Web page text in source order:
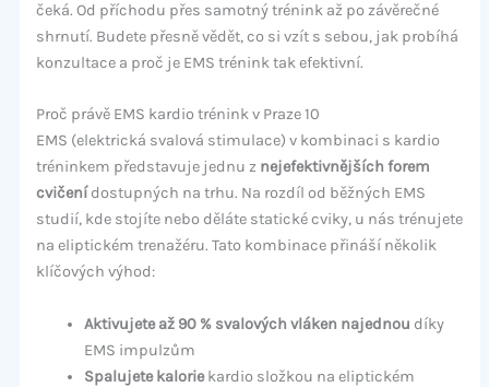
čeká. Od příchodu přes samotný trénink až po závěrečné
shrnutí. Budete přesně vědět, co si vzít s sebou, jak probíhá
konzultace a proč je EMS trénink tak efektivní.
Proč právě EMS kardio trénink v Praze 10
EMS (elektrická svalová stimulace) v kombinaci s kardio
tréninkem představuje jednu z nejefektivnějších forem
cvičenídostupných na trhu. Na rozdíl od běžných EMS
studií, kde stojíte nebo děláte statické cviky, u nás trénujete
na eliptickém trenažéru. Tato kombinace přináší několik
klíčových výhod:
Aktivujete až 90 % svalových vláken najednou díky
EMS impulzům
Spalujete kaloriekardio složkou na eliptickém